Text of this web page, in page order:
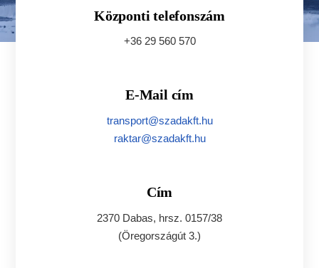
Központi telefonszám
+36 29 560 570
E-Mail cím
transport@szadakft.hu
raktar@szadakft.hu
Cím
2370 Dabas, hrsz. 0157/38
(Öregországút 3.)